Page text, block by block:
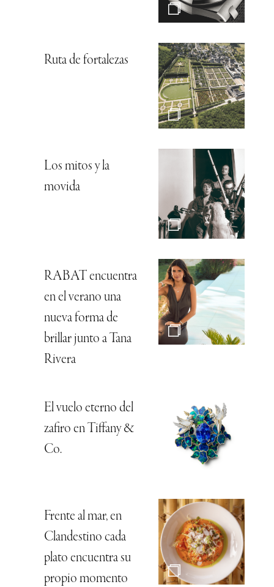
Ruta de fortalezas
Los mitos y la
movida
RABAT encuentra
en el verano una
nueva forma de
brillar junto a Tana
Rivera
El vuelo eterno del
zafiro en Tiffany &
Co.
Frente al mar, en
Clandestino cada
plato encuentra su
propio momento